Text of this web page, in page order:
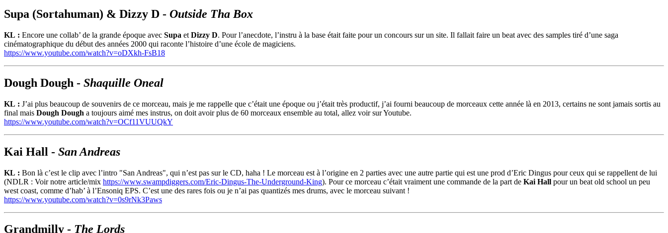
Supa (Sortahuman) & Dizzy D - Outside Tha Box
KL : Encore une collab’ de la grande époque avec Supa et Dizzy D. Pour l’anecdote, l’instru à la base était faite pour un concours sur un site. Il fallait faire un beat avec des samples tiré d’une saga
cinématographique du début des années 2000 qui raconte l’histoire d’une école de magiciens.
https://www.youtube.com/watch?v=oDXkh-FsB18
Dough Dough - Shaquille Oneal
KL : J’ai plus beaucoup de souvenirs de ce morceau, mais je me rappelle que c’était une époque ou j’était très productif, j’ai fourni beaucoup de morceaux cette année là en 2013, certains ne sont jamais sortis au
final mais Dough Dough a toujours aimé mes instrus, on doit avoir plus de 60 morceaux ensemble au total, allez voir sur Youtube.
https://www.youtube.com/watch?v=OCf11VUUQkY
Kai Hall - San Andreas
KL : Bon là c’est le clip avec l’intro "San Andreas", qui n’est pas sur le CD, haha ! Le morceau est à l’origine en 2 parties avec une autre partie qui est une prod d’Eric Dingus pour ceux qui se rappellent de lui
(NDLR : Voir notre article/mix https://www.swampdiggers.com/Eric-Dingus-The-Underground-King). Pour ce morceau c’était vraiment une commande de la part de Kai Hall pour un beat old school un peu
west coast, comme d’hab’ à l’Ensoniq EPS. C’est une des rares fois ou je n’ai pas quantizés mes drums, avec le morceau suivant !
https://www.youtube.com/watch?v=0s9rNk3Paws
Grandmilly - The Lords